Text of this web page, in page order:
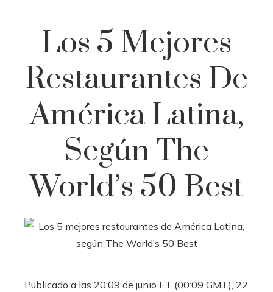
Los 5 Mejores
Restaurantes De
América Latina,
Según The
World’s 50 Best
Publicado a las 20:09 de junio ET (00:09 GMT), 22